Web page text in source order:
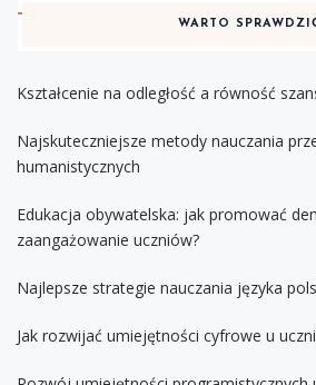
WARTO
Kształcenie na odległość a równość
Najskuteczniejsze metody nauczania
humanistycznych
Edukacja obywatelska: jak promować
zaangażowanie uczniów?
Najlepsze strategie nauczania języka
Jak rozwijać umiejętności cyfrowe u